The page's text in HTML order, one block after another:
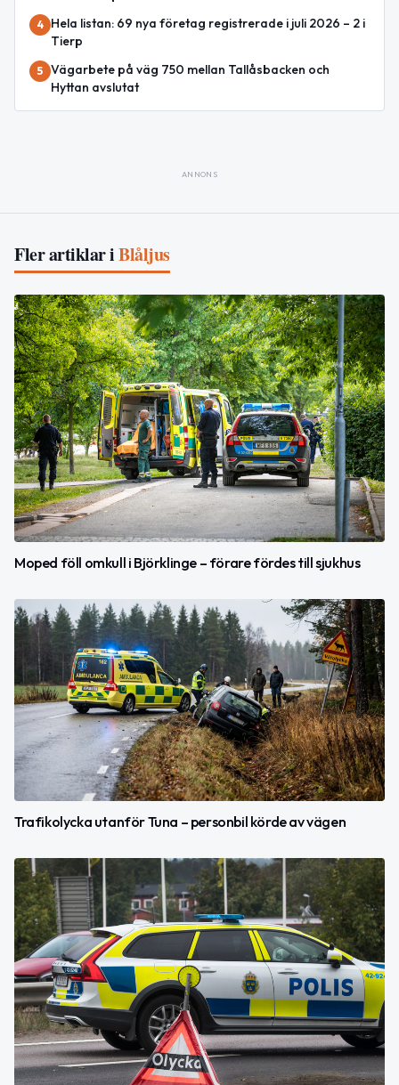
4
Hela listan: 69 nya företag registrerade i juli 2026 – 2 i
Tierp
5 Vägarbete på väg 750 mellan Tallåsbacken och
Hyttan avslutat
ANNONS
Fler artiklar iBlåljus
Moped föll omkull i Björklinge – förare fördes till sjukhus
Trafikolycka utanför Tuna – personbil körde av vägen